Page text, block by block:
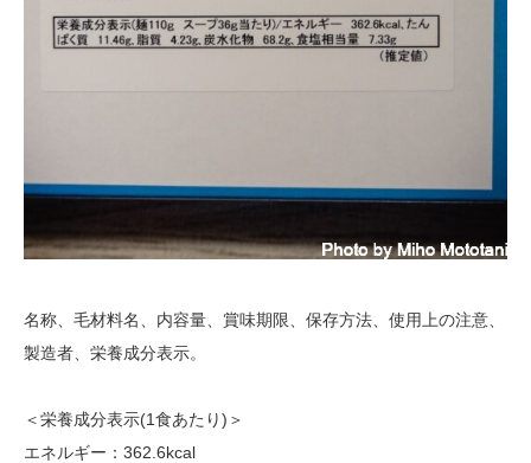
名称、毛材料名、内容量、賞味期限、保存方法、使用上の注意、
製造者、栄養成分表示。
＜栄養成分表示(1食あたり)＞
エネルギー：362.6kcal